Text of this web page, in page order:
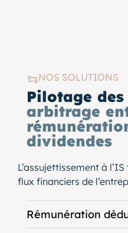
NOS SOLUTIONS
Pilotage
arbitrage
dividendes
L’assujettissement à
flux financiers de
Rémunération